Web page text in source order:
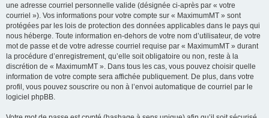
une adresse courriel personnelle valide (désignée ci-après par « votre
courriel »). Vos informations pour votre compte sur « MaximumMT » sont
protégées par les lois de protection des données applicables dans le pays qui
nous héberge. Toute information en-dehors de votre nom d’utilisateur, de votre
mot de passe et de votre adresse courriel requise par « MaximumMT » durant
la procédure d’enregistrement, qu’elle soit obligatoire ou non, reste à la
discrétion de « MaximumMT ». Dans tous les cas, vous pouvez choisir quelle
information de votre compte sera affichée publiquement. De plus, dans votre
profil, vous pouvez souscrire ou non à l’envoi automatique de courriel par le
logiciel phpBB.